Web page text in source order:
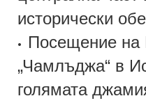
исторически
•
Посещение на
„Чамлъджа“ в
голямата